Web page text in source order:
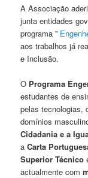
A Associação
junta entidades
programa ”
aos trabalhos já
e Inclusão.
O Programa
estudantes de
pelas tecnologias,
domínios
Cidadania e a
aCarta
Superior Técnico
actualmente com